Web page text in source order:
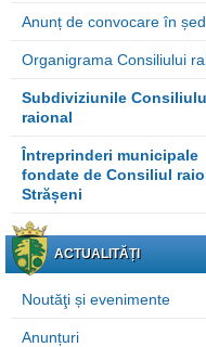
Anunț de convocare în
Organigrama Consiliului
Subdiviziunile
raional
Întreprinderi municipale
fondate de Consiliul
Strășeni
ACTUALITĂȚI
Noutăţi și evenimente
Anunțuri